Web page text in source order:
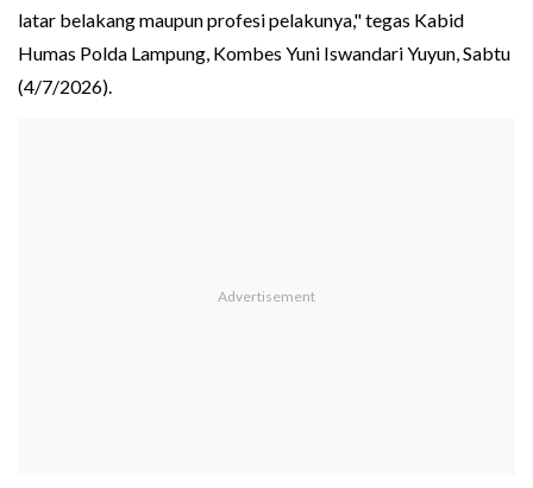
latar belakang maupun profesi pelakunya," tegas Kabid
Humas Polda Lampung, Kombes Yuni Iswandari Yuyun, Sabtu
(4/7/2026).